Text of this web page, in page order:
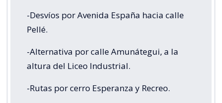
-Desvíos por Avenida España hacia calle
Pellé.
-Alternativa por calle Amunátegui, a la
altura del Liceo Industrial.
-Rutas por cerro Esperanza y Recreo.